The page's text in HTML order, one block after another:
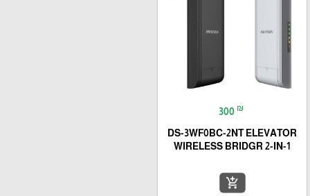
300 ₪
DS-3WF0BC-2NT ELEVATOR
WIRELESS BRIDGR 2-IN-1
add_shopping_cart